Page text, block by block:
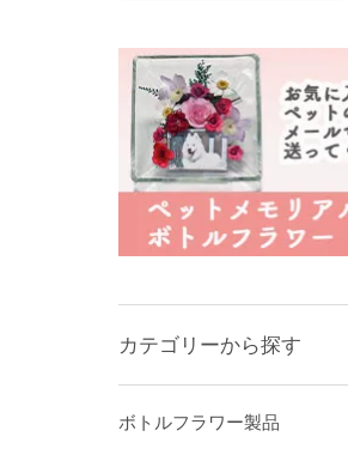
カテゴリーから探す
ボトルフラワー製品